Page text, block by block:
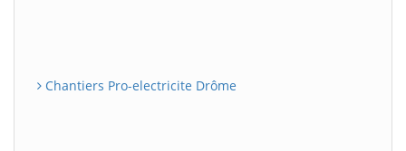
Chantiers Pro-electricite Drôme